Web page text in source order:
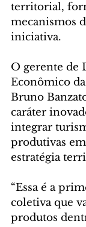
territorial,
mecanismos
iniciativa.
O gerente de
Econômico
Bruno
caráter
integrar
produtivas
estratégia
“Essa é a
coletiva que
produtos